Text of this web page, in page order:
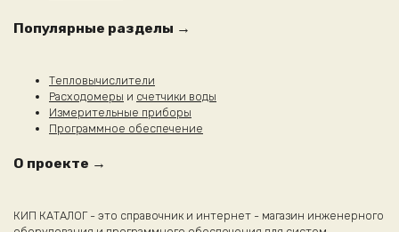
Популярные разделы →
Тепловычислители
Расходомеры и счетчики воды
Измерительные приборы
Программное обеспечение
О проекте →
КИП КАТАЛОГ - это справочник и интернет - магазин инженерного